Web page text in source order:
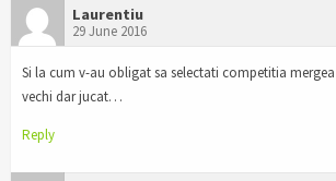
Laurentiu
29 June 2016
Si la cum v-au obligat sa selectati competitia
vechi dar jucat…
Reply